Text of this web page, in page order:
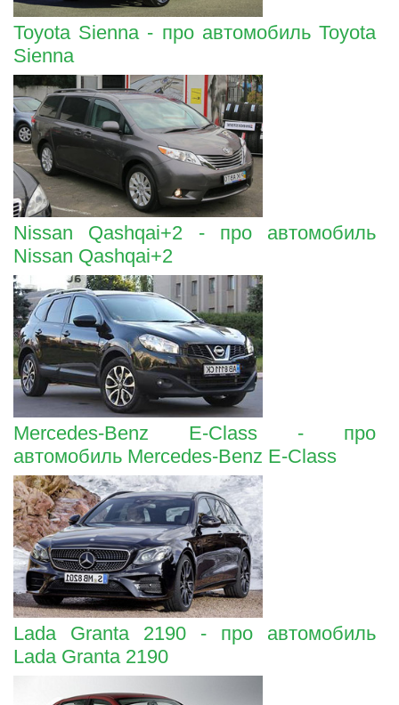
Toyota Sienna - про автомобиль Toyota
Sienna
Nissan Qashqai+2 - про автомобиль
Nissan Qashqai+2
Mercedes-Benz E-Class - про
автомобиль Mercedes-Benz E-Class
Lada Granta 2190 - про автомобиль
Lada Granta 2190